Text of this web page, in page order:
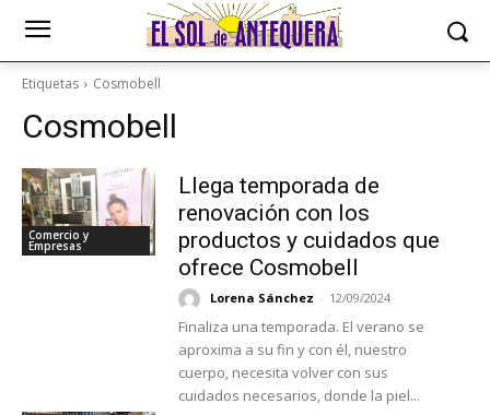
Etiquetas Cosmobell
Cosmobell
Comercio y
Empresas
Llega temporada de
renovación con los
productos y cuidados que
ofrece Cosmobell
Lorena Sánchez - 12/09/2024
Finaliza una temporada. El verano se
aproxima a su fin y con él, nuestro
cuerpo, necesita volver con sus
cuidados necesarios, donde la piel...